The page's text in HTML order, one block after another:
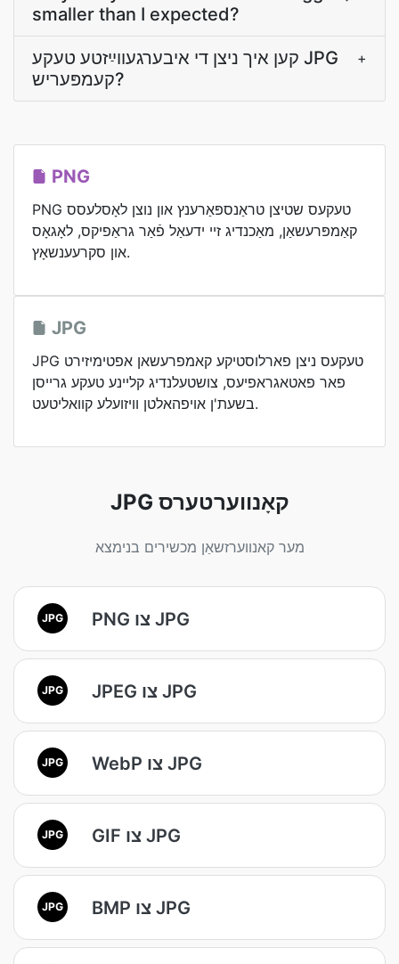
smaller than I expected?
קען איך ניצן די איבערגעװײַזטע טעקע JPG
קעמפּעריש?
+
PNG
PNG טעקעס שטיצן טראַנספּאַרענץ און נוצן לאָסלעסס
קאַמפּרעשאַן, מאַכנדיג זיי ידעאַל פֿאַר גראַפיקס, לאָגאָס
און סקרעענשאָץ.
JPG
JPG טעקעס ניצן פארלוסטיקע קאמפרעשאן אפטימיזירט
פאר פאטאגראפיעס, צושטעלנדיג קליינע טעקע גרייסן
בשעת'ן אויפהאלטן וויזועלע קוואליטעט.
JPG קאָנווערטערס
מער קאנווערזשאַן מכשירים בנימצא
JPG PNG צו JPG
JPG JPEG צו JPG
JPG WebP צו JPG
JPG GIF צו JPG
JPG BMP צו JPG